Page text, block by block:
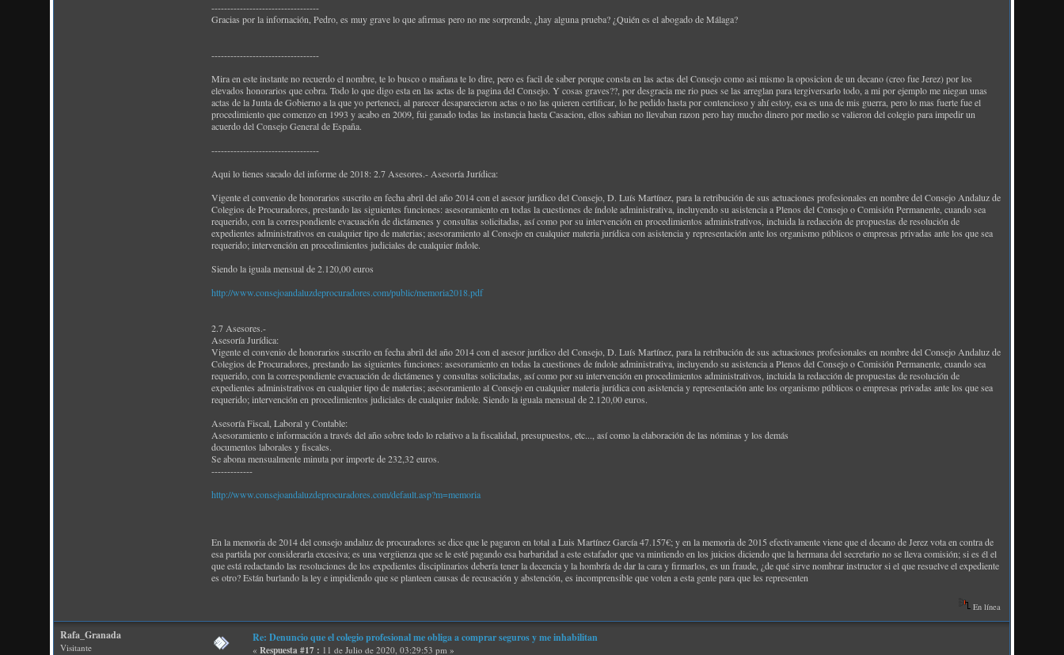
----------------------------------
Gracias por la infornación, Pedro, es muy grave lo que afirmas pero no me sorprende, ¿hay alguna prueba? ¿Quién es el abogado de Málaga?
----------------------------------
Mira en este instante no recuerdo el nombre, te lo busco o mañana te lo dire, pero es facil de saber porque consta en las actas del Consejo como asi mismo la oposicion de un decano (creo fue Jerez) por los
elevados honorarios que cobra. Todo lo que digo esta en las actas de la pagina del Consejo. Y cosas graves??, por desgracia me rio pues se las arreglan para tergiversarlo todo, a mi por ejemplo me niegan unas
actas de la Junta de Gobierno a la que yo perteneci, al parecer desaparecieron actas o no las quieren certificar, lo he pedido hasta por contencioso y ahí estoy, esa es una de mis guerra, pero lo mas fuerte fue el
procedimiento que comenzo en 1993 y acabo en 2009, fui ganado todas las instancia hasta Casacion, ellos sabian no llevaban razon pero hay mucho dinero por medio se valieron del colegio para impedir un
acuerdo del Consejo General de España.
----------------------------------
Aqui lo tienes sacado del informe de 2018: 2.7 Asesores.- Asesoría Jurídica:
Vigente el convenio de honorarios suscrito en fecha abril del año 2014 con el asesor jurídico del Consejo, D. Luís Martínez, para la retribución de sus actuaciones profesionales en nombre del Consejo Andaluz de
Colegios de Procuradores, prestando las siguientes funciones: asesoramiento en todas la cuestiones de índole administrativa, incluyendo su asistencia a Plenos del Consejo o Comisión Permanente, cuando sea
requerido, con la correspondiente evacuación de dictámenes y consultas solicitadas, así como por su intervención en procedimientos administrativos, incluida la redacción de propuestas de resolución de
expedientes administrativos en cualquier tipo de materias; asesoramiento al Consejo en cualquier materia jurídica con asistencia y representación ante los organismo públicos o empresas privadas ante los que sea
requerido; intervención en procedimientos judiciales de cualquier índole.
Siendo la iguala mensual de 2.120,00 euros
http://www.consejoandaluzdeprocuradores.com/public/memoria2018.pdf
2.7 Asesores.-
Asesoría Jurídica:
Vigente el convenio de honorarios suscrito en fecha abril del año 2014 con el asesor jurídico del Consejo, D. Luís Martínez, para la retribución de sus actuaciones profesionales en nombre del Consejo Andaluz de
Colegios de Procuradores, prestando las siguientes funciones: asesoramiento en todas la cuestiones de índole administrativa, incluyendo su asistencia a Plenos del Consejo o Comisión Permanente, cuando sea
requerido, con la correspondiente evacuación de dictámenes y consultas solicitadas, así como por su intervención en procedimientos administrativos, incluida la redacción de propuestas de resolución de
expedientes administrativos en cualquier tipo de materias; asesoramiento al Consejo en cualquier materia jurídica con asistencia y representación ante los organismo públicos o empresas privadas ante los que sea
requerido; intervención en procedimientos judiciales de cualquier índole. Siendo la iguala mensual de 2.120,00 euros.
Asesoría Fiscal, Laboral y Contable:
Asesoramiento e información a través del año sobre todo lo relativo a la fiscalidad, presupuestos, etc..., así como la elaboración de las nóminas y los demás
documentos laborales y fiscales.
Se abona mensualmente minuta por importe de 232,32 euros.
-------------
http://www.consejoandaluzdeprocuradores.com/default.asp?m=memoria
En la memoria de 2014 del consejo andaluz de procuradores se dice que le pagaron en total a Luis Martínez García 47.157€; y en la memoria de 2015 efectivamente viene que el decano de Jerez vota en contra de
esa partida por considerarla excesiva; es una vergüenza que se le esté pagando esa barbaridad a este estafador que va mintiendo en los juicios diciendo que la hermana del secretario no se lleva comisión; si es él el
que está redactando las resoluciones de los expedientes disciplinarios debería tener la decencia y la hombría de dar la cara y firmarlos, es un fraude, ¿de qué sirve nombrar instructor si el que resuelve el expediente
es otro? Están burlando la ley e impidiendo que se planteen causas de recusación y abstención, es incomprensible que voten a esta gente para que les representen
En línea
Rafa_Granada
Visitante
Re: Denuncio que el colegio profesional me obliga a comprar seguros y me inhabilitan
«Respuesta #17 : 11 de Julio de 2020, 03:29:53 pm »